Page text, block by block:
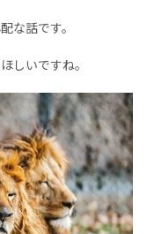
な話です。
しいですね。